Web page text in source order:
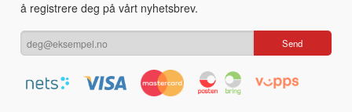
å registrere deg på vårt nyhetsbrev.